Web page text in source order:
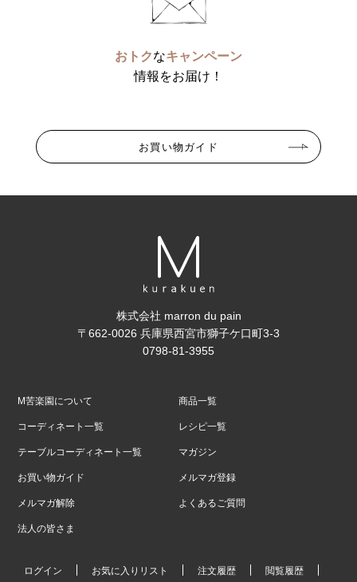
おトクなキャンペーン
情報をお届け！
お買い物ガイド
株式会社 marron du pain
〒662-0026 兵庫県西宮市獅子ケ口町3-3
0798-81-3955
M苦楽園について 商品一覧
コーディネート一覧 レシピ一覧
テーブルコーディネート一覧 マガジン
お買い物ガイド メルマガ登録
メルマガ解除 よくあるご質問
法人の皆さま
ログイン お気に入りリスト 注文履歴 閲覧履歴